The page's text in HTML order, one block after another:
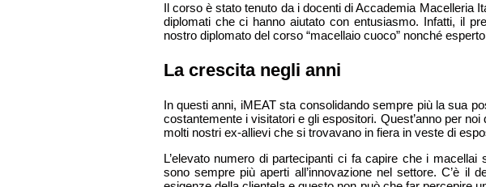
Il corso è stato tenuto da i docenti di Accademia Macelleria
diplomati che ci hanno aiutato con entusiasmo. Infatti, il
nostro diplomato del corso “macellaio cuoco” nonché
La crescita negli anni
In questi anni, iMEAT sta consolidando sempre più la sua
costantemente i visitatori e gli espositori. Quest’anno per
molti nostri ex-allievi che si trovavano in fiera in veste di
L’elevato numero di partecipanti ci fa capire che i
sono sempre più aperti all’innovazione nel settore. C’è il